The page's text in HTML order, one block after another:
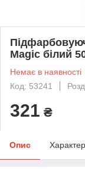
Magic білий
Немає в наявності
Код: 53241
321 ₴
Опис